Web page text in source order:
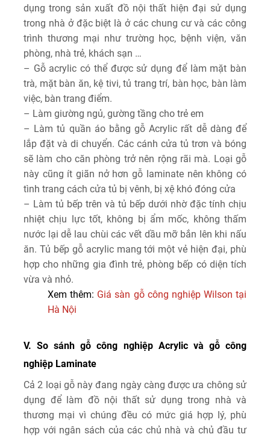
dụng trong sản xuất đồ nội thất hiện đại sử dụng
trong nhà ở đặc biệt là ở các chung cư và các công
trình thương mại như trường học, bệnh viện, văn
phòng, nhà trẻ, khách sạn …
– Gỗ acrylic có thể được sử dụng để làm mặt bàn
trà, mặt bàn ăn, kệ tivi, tủ trang trí, bàn học, bàn làm
việc, bàn trang điểm.
– Làm giường ngủ, gường tầng cho trẻ em
– Làm tủ quần áo bằng gỗ Acrylic rất dễ dàng để
lắp đặt và di chuyển. Các cánh cửa tủ trơn và bóng
sẽ làm cho căn phòng trở nên rộng rãi mà. Loại gỗ
này cũng ít giãn nở hơn gỗ laminate nên không có
tình trang cách cửa tủ bị vênh, bị xệ khó đóng cửa
– Làm tủ bếp trên và tủ bếp dưới nhờ đặc tính chịu
nhiệt chịu lực tốt, không bị ẩm mốc, không thấm
nước lại dễ lau chùi các vết dầu mỡ bắn lên khi nấu
ăn. Tủ bếp gỗ acrylic mang tới một vẻ hiện đại, phù
hợp cho những gia đình trẻ, phòng bếp có diện tích
vừa và nhỏ.
Xem thêm: Giá sàn gỗ công nghiệp Wilson tại
Hà Nội
V. So sánh gỗ công nghiệp Acrylic và gỗ công
nghiệp Laminate
Cả 2 loại gỗ này đang ngày càng được ưa chông sử
dụng để làm đồ nội thất sử dụng trong nhà và
thương mại vì chúng đều có mức giá hợp lý, phù
hợp với ngân sách của các chủ nhà và chủ đầu tư